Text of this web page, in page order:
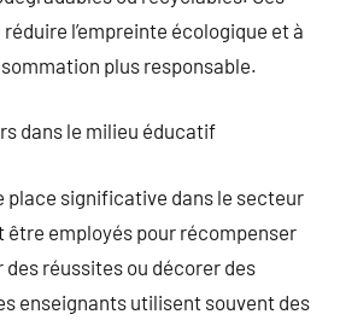
l’empreinte écologique et à
plus responsable.
dans le milieu éducatif
place significative dans le secteur
être employés pour récompenser
réussites ou décorer des
enseignants utilisent souvent des